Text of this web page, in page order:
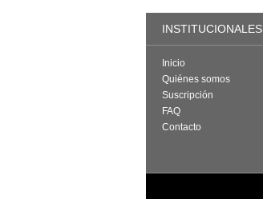
INSTITUCIONALES
Inicio
Quiénes somos
Suscripción
FAQ
Contacto